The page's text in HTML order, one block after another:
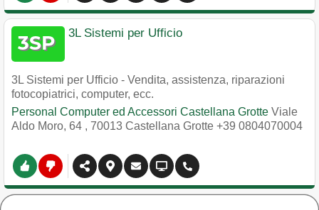
3L Sistemi per Ufficio
3L Sistemi per Ufficio - Vendita, assistenza, riparazioni
fotocopiatrici, computer, ecc.
Personal Computer ed Accessori Castellana Grotte Viale
Aldo Moro, 64 , 70013 Castellana Grotte +39 0804070004